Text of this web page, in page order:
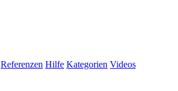
Referenzen Hilfe Kategorien Videos